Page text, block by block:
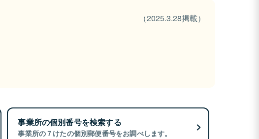
（2025.3.28掲載）
事業所の個別番号を検索する
事業所の７けたの個別郵便番号をお調べします。